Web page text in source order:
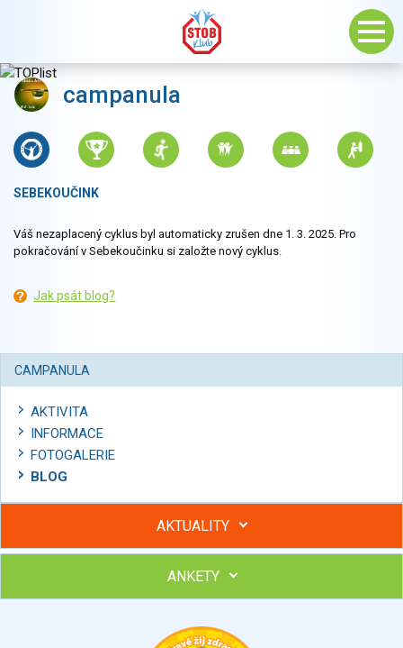
campanula
SEBEKOUČINK
Váš nezaplacený cyklus byl automaticky zrušen dne 1. 3. 2025. Pro
pokračování v Sebekoučinku si založte nový cyklus.
Jak psát blog?
CAMPANULA
AKTIVITA
INFORMACE
FOTOGALERIE
BLOG
AKTUALITY
Hubněte s podporou lektorky a skupiny v kurzech STOBu
Chcete poradit s hubnutím? Najděte si odborníka STOBu ve
ANKETY